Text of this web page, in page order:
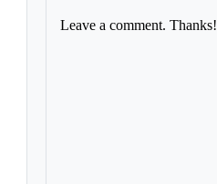
Leave a comment. Thanks!